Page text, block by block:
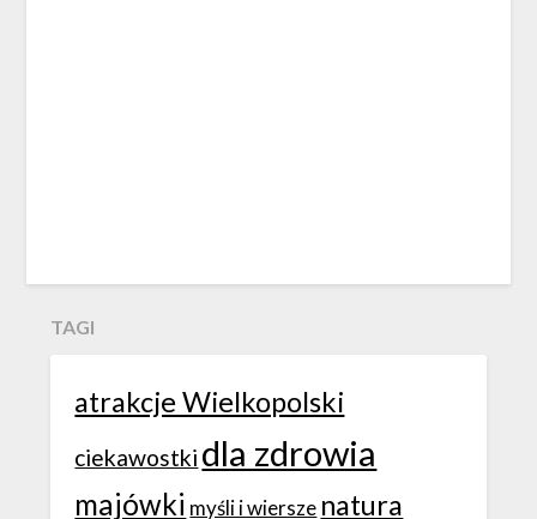
TAGI
atrakcje Wielkopolski
ciekawostki dla zdrowia
majówki myśli i wiersze natura